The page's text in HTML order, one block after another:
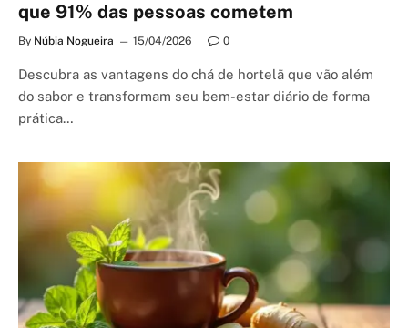
que 91% das pessoas cometem
By Núbia Nogueira 15/04/2026 0
Descubra as vantagens do chá de hortelã que vão além
do sabor e transformam seu bem-estar diário de forma
prática…